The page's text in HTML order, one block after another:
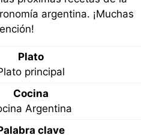
argentina. ¡Muchas
Plato
principal
Cocina
Argentina
clave